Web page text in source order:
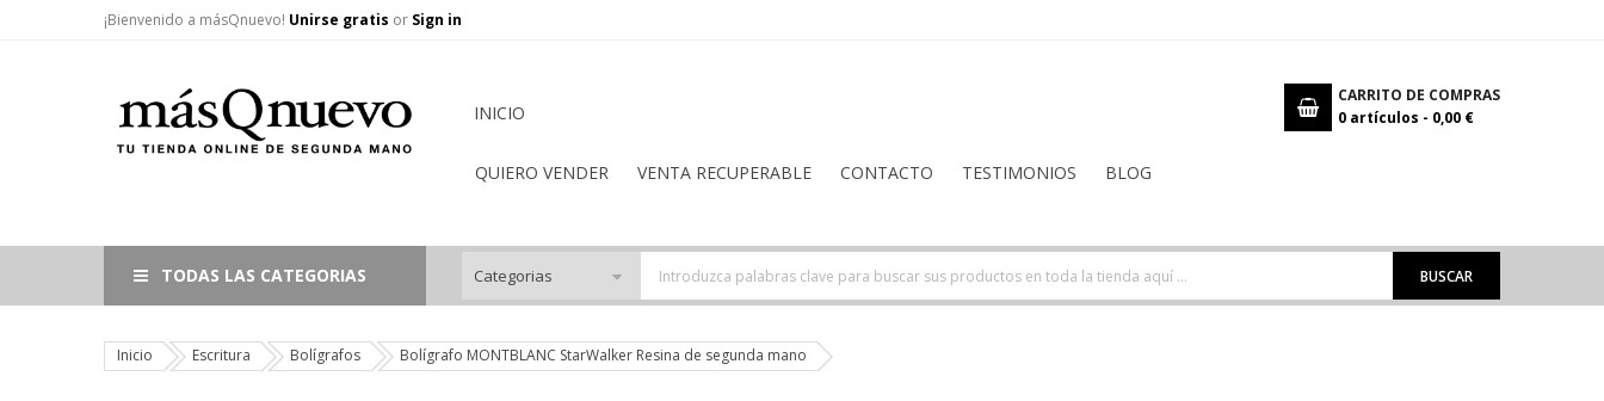
¡Bienvenido a másQnuevo! Unirse gratis or Sign in
INICIO
QUIERO VENDER VENTA RECUPERABLE CONTACTO TESTIMONIOS BLOG
CARRITO DE COMPRAS
0 artículos - 0,00 €
BUSCAR
TODAS LAS CATEGORIAS
Inicio Escritura Bolígrafos Bolígrafo MONTBLANC StarWalker Resina de segunda mano